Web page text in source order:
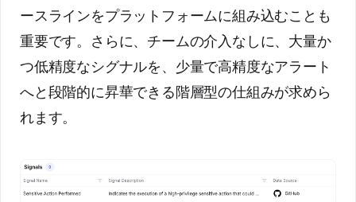
ースラインをプラットフォームに組み込むことも
重要です。さらに、チームの介入なしに、大量か
つ低精度なシグナルを、少量で高精度なアラート
へと段階的に昇華できる階層型の仕組みが求めら
れます。